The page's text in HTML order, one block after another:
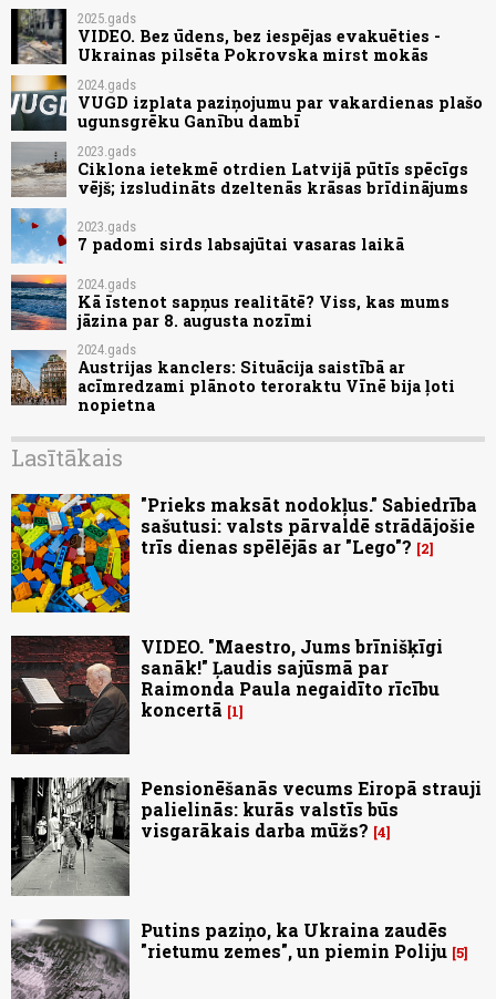
2025.gads
VIDEO. Bez ūdens, bez iespējas evakuēties -
Ukrainas pilsēta Pokrovska mirst mokās
2024.gads
VUGD izplata paziņojumu par vakardienas plašo
ugunsgrēku Ganību dambī
2023.gads
Ciklona ietekmē otrdien Latvijā pūtīs spēcīgs
vējš; izsludināts dzeltenās krāsas brīdinājums
2023.gads
7 padomi sirds labsajūtai vasaras laikā
2024.gads
Kā īstenot sapņus realitātē? Viss, kas mums
jāzina par 8. augusta nozīmi
2024.gads
Austrijas kanclers: Situācija saistībā ar
acīmredzami plānoto teroraktu Vīnē bija ļoti
nopietna
Lasītākais
"Prieks maksāt nodokļus." Sabiedrība
sašutusi: valsts pārvaldē strādājošie
trīs dienas spēlējās ar "Lego"?
2
VIDEO. "Maestro, Jums brīnišķīgi
sanāk!" Ļaudis sajūsmā par
Raimonda Paula negaidīto rīcību
koncertā
1
Pensionēšanās vecums Eiropā strauji
palielinās: kurās valstīs būs
visgarākais darba mūžs? 4
Putins paziņo, ka Ukraina zaudēs
"rietumu zemes", un piemin Poliju 5